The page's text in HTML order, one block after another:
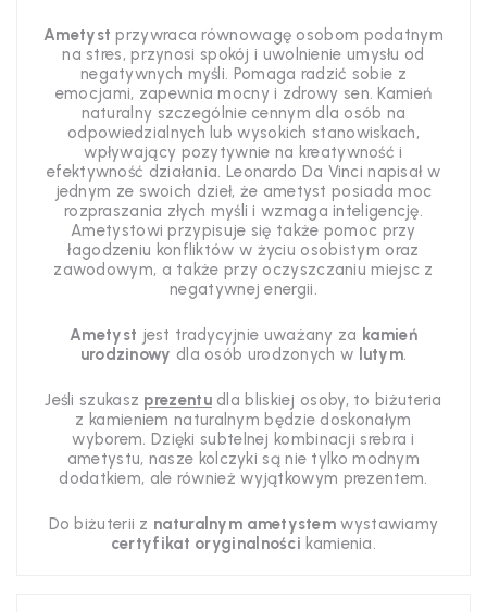
Ametystprzywraca równowagę osobom podatnym
na stres, przynosi spokój i uwolnienie umysłu od
negatywnych myśli. Pomaga radzić sobie z
emocjami, zapewnia mocny i zdrowy sen. Kamień
naturalny szczególnie cennym dla osób na
odpowiedzialnych lub wysokich stanowiskach,
wpływający pozytywnie na kreatywność i
efektywność działania. Leonardo Da Vinci napisał w
jednym ze swoich dzieł, że ametyst posiada moc
rozpraszania złych myśli i wzmaga inteligencję.
Ametystowi przypisuje się także pomoc przy
łagodzeniu konfliktów w życiu osobistym oraz
zawodowym, a także przy oczyszczaniu miejsc z
negatywnej energii.
Ametyst jest tradycyjnie uważany za kamień
urodzinowy dla osób urodzonych w lutym.
Jeśli szukasz prezentudla bliskiej osoby, to biżuteria
z kamieniem naturalnym będzie doskonałym
wyborem. Dzięki subtelnej kombinacji srebra i
ametystu, nasze kolczyki są nie tylko modnym
dodatkiem, ale również wyjątkowym prezentem.
Do biżuterii z naturalnym ametystemwystawiamy
certyfikat oryginalności kamienia.